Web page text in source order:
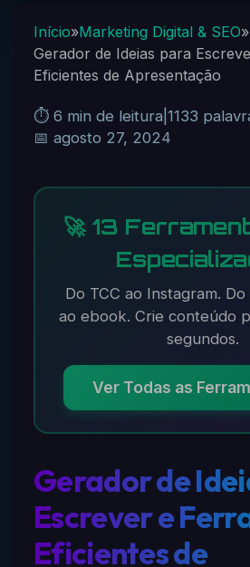
Início»Marketing Digital & SEO»
Gerador de Ideias para
Eficientes de Apresentação
⏱️ 6 min de leitura 1133
📅 agosto 27, 2024
🚀 13
Do TCC ao Instagram.
ao ebook. Crie conteúdo
segundos.
Ver Todas as
Gerador de
Escrever e
Eficientes de